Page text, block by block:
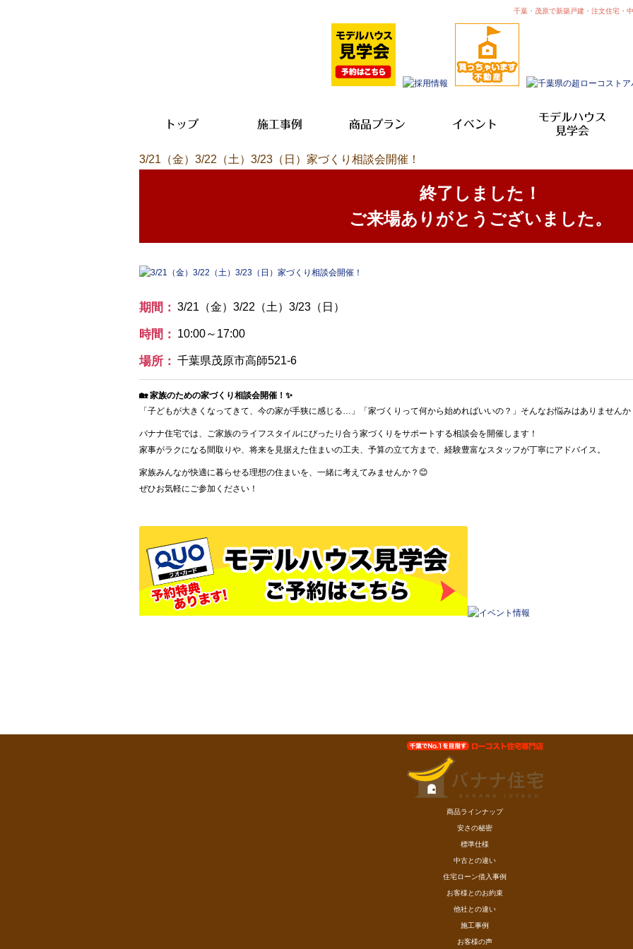
千葉・茂原で新築戸建・注文住宅・
トップ 施工事例 商品プラン イベント
モデルハウス
見学会
3/21（金）3/22（土）3/23（日）家づくり相談会開催！
終了しました！
ご来場ありがとうございました。
期間： 3/21（金）3/22（土）3/23（日）
時間： 10:00～17:00
場所： 千葉県茂原市高師521-6
🏡 家族のための家づくり相談会開催！✨
「子どもが大きくなってきて、今の家が手狭に感じる…」「家づくりって何から始めればいいの？」そんなお悩みはありませんか
バナナ住宅では、ご家族のライフスタイルにぴったり合う家づくりをサポートする相談会を開催します！
家事がラクになる間取りや、将来を見据えた住まいの工夫、予算の立て方まで、経験豊富なスタッフが丁寧にアドバイス。
家族みんなが快適に暮らせる理想の住まいを、一緒に考えてみませんか？😊
ぜひお気軽にご参加ください！
商品ラインナップ
安さの秘密
標準仕様
中古との違い
住宅ローン借入事例
お客様とのお約束
他社との違い
施工事例
お客様の声